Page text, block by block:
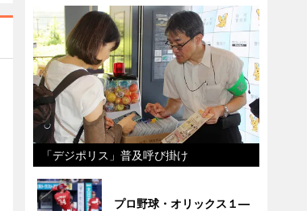
「デジポリス」普及呼び掛け
プロ野球・オリックス１―